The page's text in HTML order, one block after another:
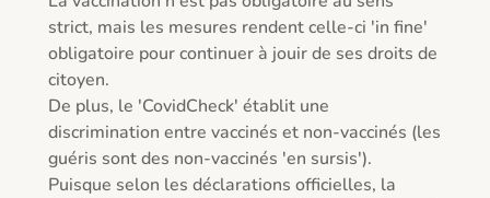
strict, mais les mesures rendent celle-ci 'in fine'
obligatoire pour continuer à jouir de ses droits de
citoyen.
De plus, le 'CovidCheck' établit une
discrimination entre vaccinés et non-vaccinés (les
guéris sont des non-vaccinés 'en sursis').
Puisque selon les déclarations officielles, la